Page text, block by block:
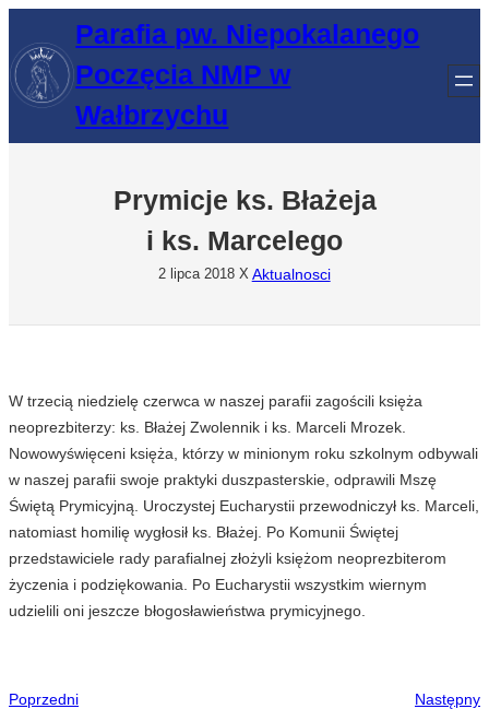
treści
Parafia pw. Niepokalanego
Poczęcia NMP w
Wałbrzychu
Prymicje ks. Błażeja
i ks. Marcelego
2 lipca 2018 X Aktualnosci
W trzecią niedzielę czerwca w naszej parafii zagościli księża
neoprezbiterzy: ks. Błażej Zwolennik i ks. Marceli Mrozek.
Nowowyświęceni księża, którzy w minionym roku szkolnym odbywali
w naszej parafii swoje praktyki duszpasterskie, odprawili Mszę
Świętą Prymicyjną. Uroczystej Eucharystii przewodniczył ks. Marceli,
natomiast homilię wygłosił ks. Błażej. Po Komunii Świętej
przedstawiciele rady parafialnej złożyli księżom neoprezbiterom
życzenia i podziękowania. Po Eucharystii wszystkim wiernym
udzielili oni jeszcze błogosławieństwa prymicyjnego.
Poprzedni Następny